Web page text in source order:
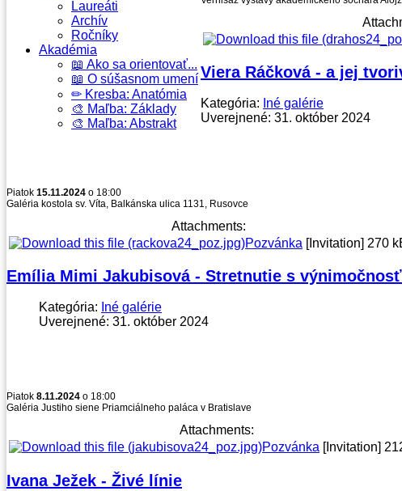
Laureáti
Archív
Ročníky
Akadémia
📖 Ako sa orientovať...
📖 O súšasnom umení
✏ Kresba: Anatómia
🎨 Maľba: Základy
🎨 Maľba: Abstrakt
Viera Ráčková - a jej
Kategória: Iné galérie
Uverejnené: 31. október 2024
Piatok 15.11.2024 o 18:00
Galéria kostola sv. Víta, Balkánska ulica 1131, Rusovce
Attachments:
Pozvánka [Invitation] 270
Emília Mimi Jakubisová - Stretnutie s
Kategória: Iné galérie
Uverejnené: 31. október 2024
Piatok 8.11.2024 o 18:00
Galéria Justiho siene Priamciálneho paláca v Bratislave
Attachments:
Pozvánka [Invitation]
Ivana Ježek - Živé línie